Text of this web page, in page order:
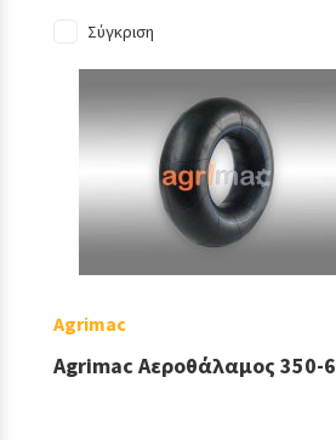
Σύγκριση
Agrimac
Agrimac Αεροθάλαμος 350-6